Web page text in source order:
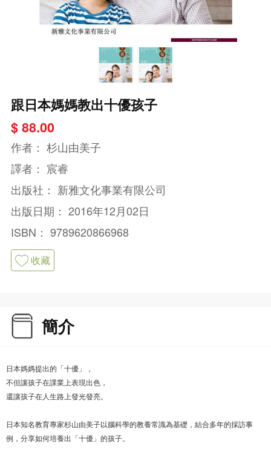
跟日本媽媽教出十優孩子
$ 88.00
作者： 杉山由美子
譯者： 宸睿
出版社： 新雅文化事業有限公司
出版日期： 2016年12月02日
ISBN： 9789620866968
收藏
簡介
日本媽媽提出的「十優」，
不但讓孩子在課業上表現出色，
還讓孩子在人生路上發光發亮。
日本知名教育專家杉山由美子以腦科學的教養常識為基礎，結合多年的採訪事
例，分享如何培養出「十優」的孩子。